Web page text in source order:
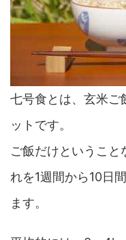
七号食とは、玄米ご
ットです。
ご飯だけということ
れを1週間から10日
ます。